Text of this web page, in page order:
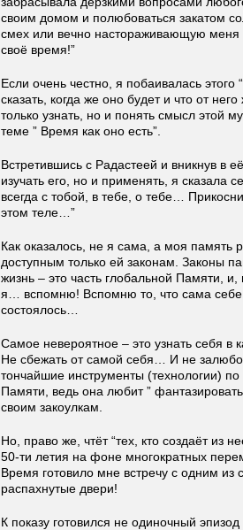
своим домом и полюбоваться закатом
смех или вечно настораживающую
своё время!”
Если очень честно, я побаивалась этого
сказать, когда же оно будет и что от
только узнать, но и понять смысл этой
теме ” Время как оно есть”.
Встретившись с Радастеей и вникнув в её
изучать его, но и применять, я сказала
всегда с тобой, в тебе, о тебе…
этом теле…”
Как оказалось, не я сама, а моя
доступным только ей законам. Законы
жизнь – это часть глобальной Памяти,
я… вспомню! Вспомню то, что сама себе
состоялось…
Самое невероятное – это узнать себя в
Не сбежать от самой себя… И не
тончайшие инструменты (технологии)
Памяти, ведь она любит ”
своим закоулкам.
Но, право же, чтёт “тех, кто создаёт из
50-ти летия на фоне многократных
Время готовило мне встречу с одним
распахнутые двери!
К показу готовился не одиночный